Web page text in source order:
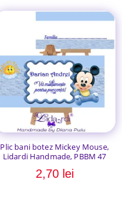
Plic bani botez Mickey Mouse,
Lidardi Handmade, PBBM 47
2,70 lei